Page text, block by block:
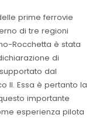
prime ferrovie
di tre regioni
Rocchetta è stata
di
dal
II. Essa è pertanto la
importante
esperienza pilota